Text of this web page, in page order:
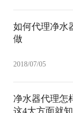
如何代理净水
做
2018/07/05
净水器代理怎
这4大方面就